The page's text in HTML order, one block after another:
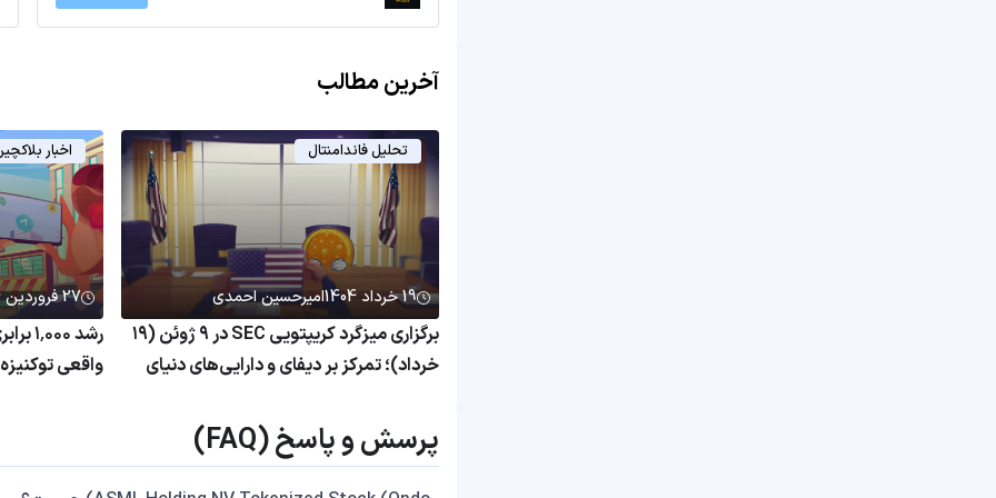
آخرین مطالب
تحلیل فاندامنتال
19 خرداد 1404 امیرحسین احمدی
برگزاری میزگرد کریپتویی SEC در ۹ ژوئن (۱۹
خرداد)؛ تمرکز بر دیفای و دارایی‌های دنیای
اخبار
27 فروردین 1404
رشد
پرسش و پاسخ (FAQ)